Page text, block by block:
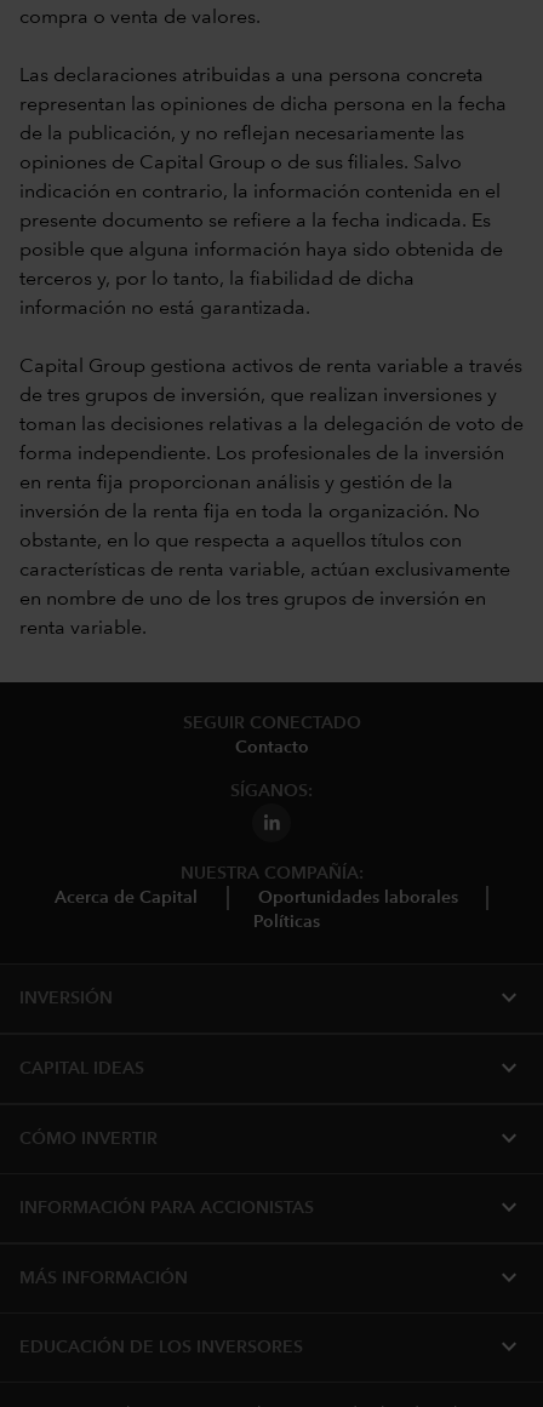
compra o venta de valores.
Las declaraciones atribuidas a una persona concreta
representan las opiniones de dicha persona en la fecha
de la publicación, y no reflejan necesariamente las
opiniones de Capital Group o de sus filiales. Salvo
indicación en contrario, la información contenida en el
presente documento se refiere a la fecha indicada. Es
posible que alguna información haya sido obtenida de
terceros y, por lo tanto, la fiabilidad de dicha
información no está garantizada.
Capital Group gestiona activos de renta variable a través
de tres grupos de inversión, que realizan inversiones y
toman las decisiones relativas a la delegación de voto de
forma independiente. Los profesionales de la inversión
en renta fija proporcionan análisis y gestión de la
inversión de la renta fija en toda la organización. No
obstante, en lo que respecta a aquellos títulos con
características de renta variable, actúan exclusivamente
en nombre de uno de los tres grupos de inversión en
renta variable.
SEGUIR CONECTADO
Contacto
SÍGANOS:
NUESTRA COMPAÑÍA:
Acerca de Capital
Oportunidades laborales
Políticas
INVERSIÓN expand_more
CAPITAL IDEAS expand_more
CÓMO INVERTIR expand_more
INFORMACIÓN PARA ACCIONISTAS expand_more
MÁS INFORMACIÓN expand_more
EDUCACIÓN DE LOS INVERSORES expand_more